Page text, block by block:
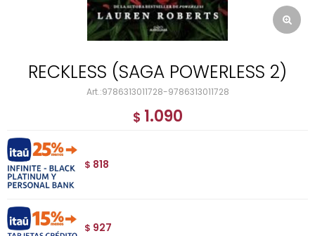
RECKLESS (SAGA POWERLESS 2)
9786313011728-9786313011728
$ 1.090
$ 818
$ 927